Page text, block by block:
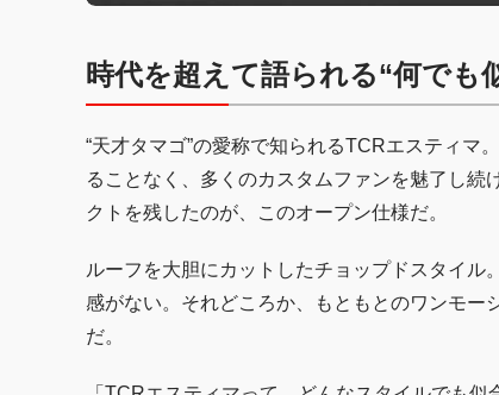
時代を超えて語られる“何でも
“天才タマゴ”の愛称で知られるTCRエスティマ
ることなく、多くのカスタムファンを魅了し
クトを残したのが、このオープン仕様だ。
ルーフを大胆にカットしたチョップドスタイル
感がない。それどころか、もともとのワンモー
だ。